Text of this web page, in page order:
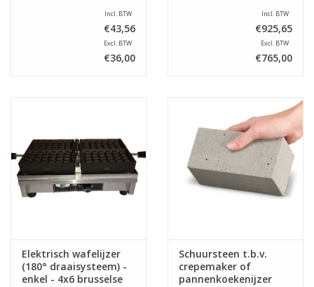
Incl. BTW
€43,56
Excl. BTW
€36,00
Incl. BTW
€925,65
Excl. BTW
€765,00
Elektrisch wafelijzer
(180° draaisysteem) -
enkel - 4x6 brusselse
Schuursteen t.b.v.
crepemaker of
pannenkoekenijzer